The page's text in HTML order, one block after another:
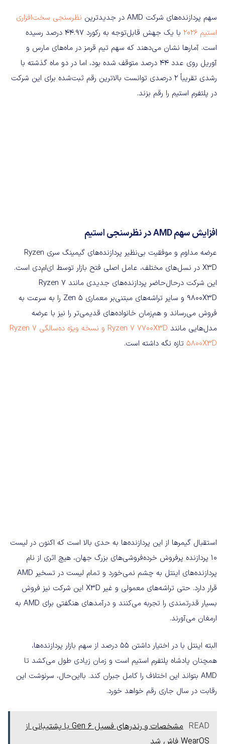
سهم پردازنده‌های شرکت AMD در جدیدترین
نظرسنجی سخت‌افزاری
استیم ۲۰۲۶
با یک جهش قابل‌توجه به رکورد ۴۴.۹۷ درصد رسیده
است. آمارها نشان می‌دهند که سهم تیم قرمز در ماه‌های مارس و
آوریل روی عدد ۴۴ درصد متوقف شده بود، اما در دو ماه گذشته با
رشدی تقریباً ۲ درصدی توانست بالاترین رقم ثبت‌شده برای این شرکت
در پلتفرم استیم را رقم بزند.
افزایش سهم AMD در نظرسنجی استیم
عرضه مداوم و موفقیت بی‌نظیر پردازنده‌های گیمینگ سری Ryzen
X3D در نسل‌های مختلف، عامل اصلی فتح بازار توسط ای‌ام‌دی است.
این شرکت درحال‌حاضر پردازنده‌های جدیدی مانند Ryzen 7
9800X3D و سایر تراشه‌های مبتنی‌بر معماری Zen 5 را به سرعت به
فروش می‌رساند و هم‌زمان خانواده‌های قدیمی‌تر را نیز با عرضه
مدل‌هایی مانند
Ryzen 7 7700X3D و نسخه ویژه ده‌سالگی Ryzen 7
5800X3D تازه نگه داشته است.
استقبال گیمرها از این پردازنده‌ها به حدی بالا است که اکنون در لیست
۱۰ پردازنده پرفروش خرده‌فروشی‌های بزرگ جهان، هیچ اثری از نام
پردازنده‌های اینتل به چشم نمی‌خورد و تمام لیست در تسخیر AMD
قرار دارد. حتی تراشه‌های معمولی و غیر X3D این شرکت نیز فروش
بسیار قدرتمندی را تجربه می‌کنند و درآمدهای هنگفتی برای AMD به
ارمغان می‌آورند.
البته اینتل با در اختیار داشتن ۵۵ درصد از سهم بازار پردازنده‌ها،
همچنان پادشاه پلتفرم استیم است و زمان زیادی طول می‌کشد تا
AMD بتواند این اختلاف را کامل جبران کند. بااین‌حال، سرنوشت این
رقابت در سال جاری رقم خواهد خورد.
READ
مشخصات و رندرهای فسیل Gen 6 با پشتیبانی از